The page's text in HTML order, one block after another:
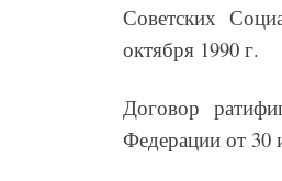
Советских
октября 1990 г.
Договор
Федерации от 30